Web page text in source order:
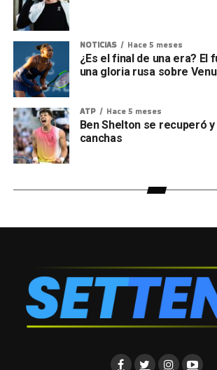
NOTICIAS Hace 5 meses
¿Es el final de una era? El
una gloria rusa sobre
ATP Hace 5 meses
Ben Shelton se recuperó
canchas